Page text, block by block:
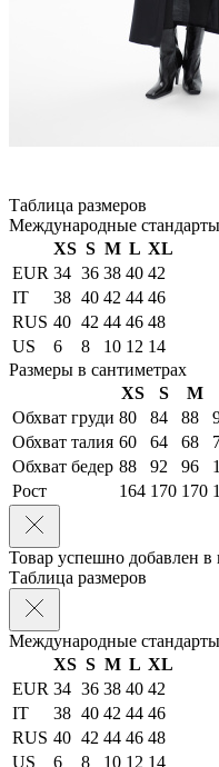
Таблица размеров
Международные стандарты
XS S M L XL
EUR 34 36 38 40 42
IT
38 40 42 44 46
RUS 40 42 44 46 48
US
6 8 10 12 14
Размеры в сантиметрах
XS
S M
Обхват груди 80 84 88
Обхват талия 60 64 68
Обхват бедер 88 92 96
Рост
164 170 170
Товар успешно добавлен в
Таблица размеров
Международные стандарты
XS S M L XL
EUR 34 36 38 40 42
IT
38 40 42 44 46
RUS 40 42 44 46 48
US
6 8 10 12 14